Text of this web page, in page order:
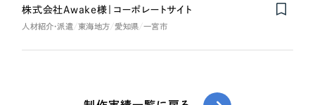
株式会社Awake様｜コーポレートサイト
人材紹介・派遣 東海地方 愛知県 一宮市